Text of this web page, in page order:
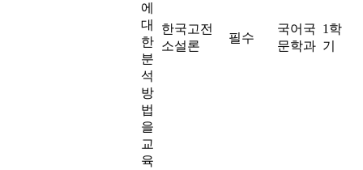
에
대
한
분
석
방
법
을
교
육
한국고전
소설론
필수
국어국
문학과
1학
기